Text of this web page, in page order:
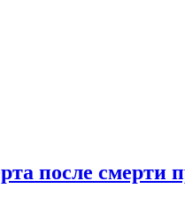
после смерти